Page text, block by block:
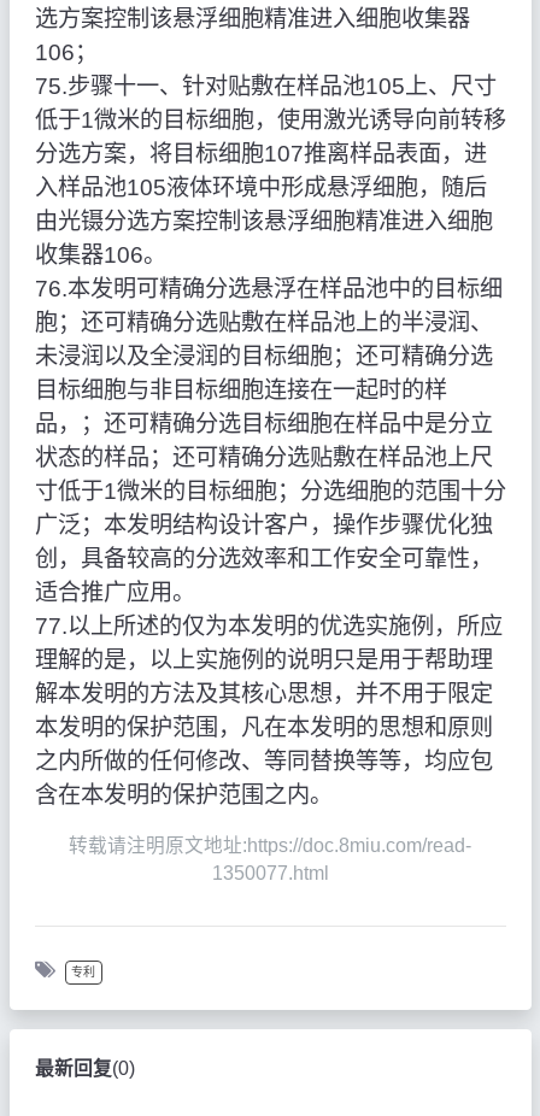
选方案控制该悬浮细胞精准进入细胞收集器
106；
75.步骤十一、针对贴敷在样品池105上、尺寸
低于1微米的目标细胞，使用激光诱导向前转移
分选方案，将目标细胞107推离样品表面，进
入样品池105液体环境中形成悬浮细胞，随后
由光镊分选方案控制该悬浮细胞精准进入细胞
收集器106。
76.本发明可精确分选悬浮在样品池中的目标细
胞；还可精确分选贴敷在样品池上的半浸润、
未浸润以及全浸润的目标细胞；还可精确分选
目标细胞与非目标细胞连接在一起时的样
品，；还可精确分选目标细胞在样品中是分立
状态的样品；还可精确分选贴敷在样品池上尺
寸低于1微米的目标细胞；分选细胞的范围十分
广泛；本发明结构设计客户，操作步骤优化独
创，具备较高的分选效率和工作安全可靠性，
适合推广应用。
77.以上所述的仅为本发明的优选实施例，所应
理解的是，以上实施例的说明只是用于帮助理
解本发明的方法及其核心思想，并不用于限定
本发明的保护范围，凡在本发明的思想和原则
之内所做的任何修改、等同替换等等，均应包
含在本发明的保护范围之内。
转载请注明原文地址:https://doc.8miu.com/read-
1350077.html
专利
最新回复(0)